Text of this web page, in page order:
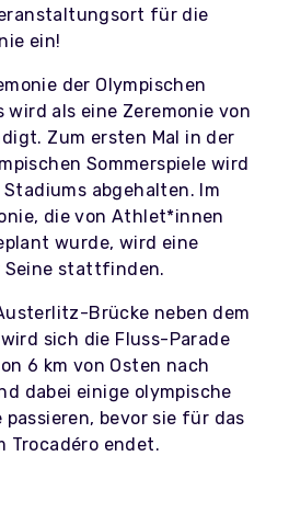
für die
ein!
der Olympischen
wird als eine Zeremonie von
Zum ersten Mal in der
Sommerspiele wird
abgehalten. Im
die von Athlet*innen
wurde, wird eine
Seine stattfinden.
Brücke neben dem
sich die Fluss-Parade
6 km von Osten nach
dabei einige olympische
bevor sie für das
Trocadéro endet.